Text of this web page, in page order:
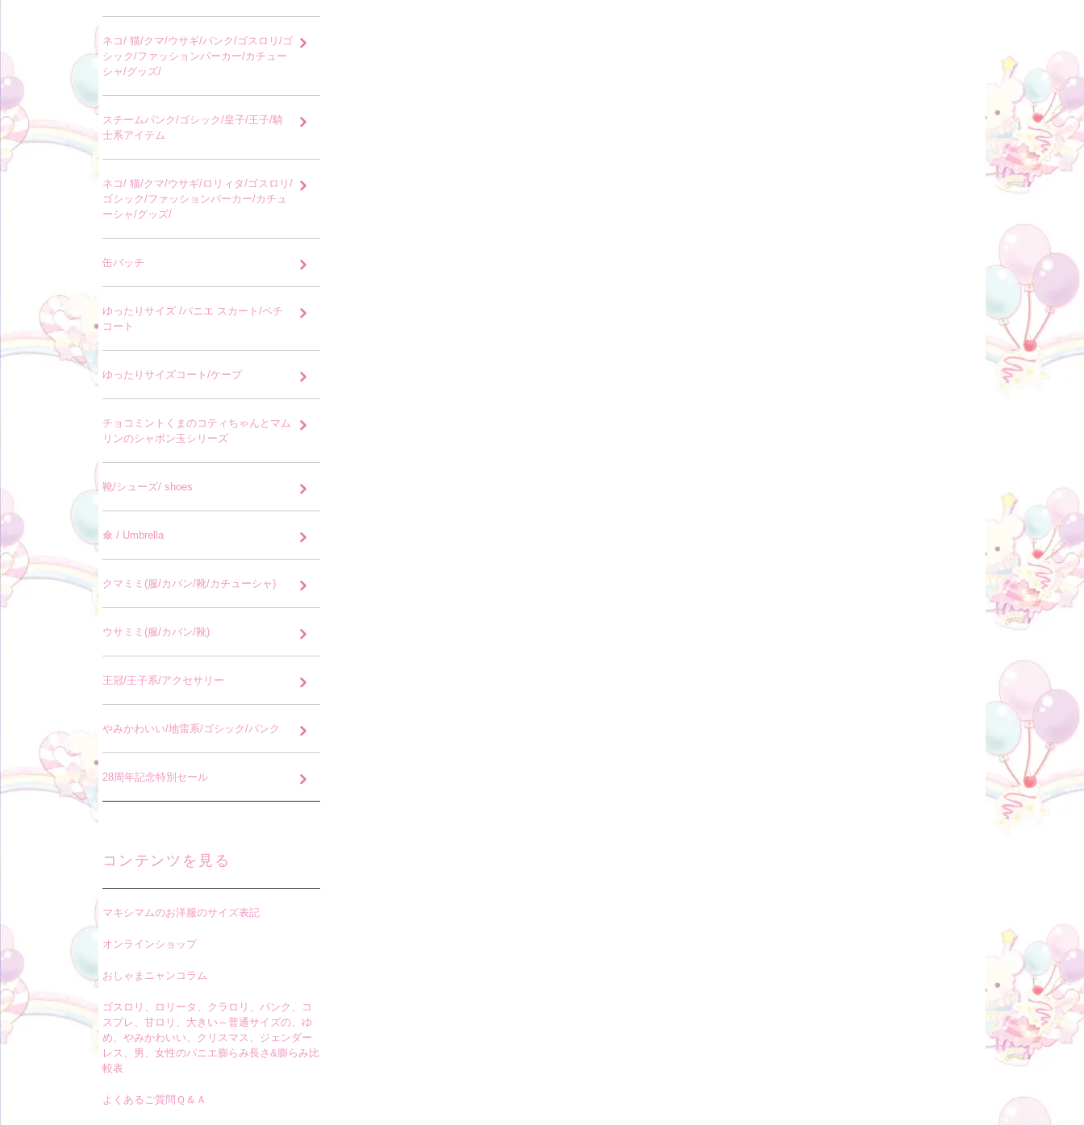
ネコ/ 猫/クマ/ウサギ/パンク/ゴスロリ/ゴ
シック/ファッションパーカー/カチュー
シャ/グッズ/
スチームパンク/ゴシック/皇子/王子/騎
士系アイテム
ネコ/ 猫/クマ/ウサギ/ロリィタ/ゴスロリ/
ゴシック/ファッションパーカー/カチュ
ーシャ/グッズ/
缶バッチ
ゆったりサイズ /パニエ スカート/ペチ
コート
ゆったりサイズコート/ケープ
チョコミントくまのコティちゃんとマム
リンのシャボン玉シリーズ
靴/シューズ/ shoes
傘 / Umbrella
クマミミ(服/カバン/靴/カチューシャ)
ウサミミ(服/カバン/靴)
王冠/王子系/アクセサリー
やみかわいい/地雷系/ゴシック/パンク
28周年記念特別セール
コンテンツを見る
マキシマムのお洋服のサイズ表記
オンラインショップ
おしゃまニャンコラム
ゴスロリ、ロリータ、クラロリ、パンク、コ
スプレ、甘ロリ、大きい～普通サイズの、ゆ
め、やみかわいい、クリスマス、ジェンダー
レス、男、女性のパニエ膨らみ長さ&膨らみ比
較表
よくあるご質問Ｑ＆Ａ